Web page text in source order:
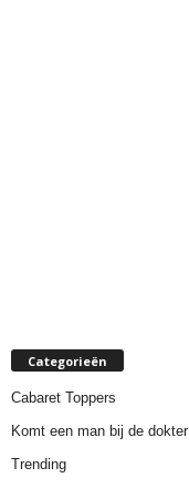
Categorieën
Cabaret Toppers
Komt een man bij de dokter
Trending